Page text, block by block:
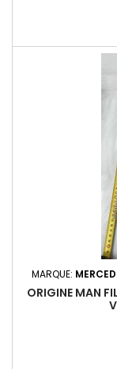
MARQUE:
ORIGINE MAN